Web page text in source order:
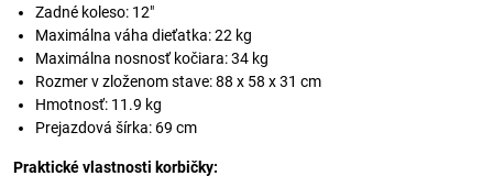
Zadné koleso: 12"
Maximálna váha dieťatka: 22 kg
Maximálna nosnosť kočiara: 34 kg
Rozmer v zloženom stave: 88 x 58 x 31 cm
Hmotnosť: 11.9 kg
Prejazdová šírka: 69 cm
Praktické vlastnosti korbičky: